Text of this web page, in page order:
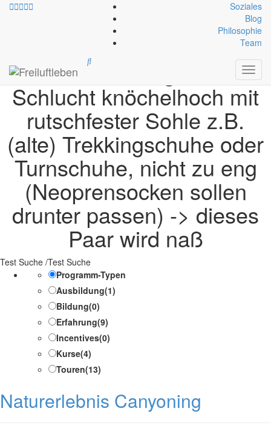
Soziales
Blog
Philosophie
Team
Ausrüstung Bekleidung:
Schuhe zum Begehen der
Schlucht knöchelhoch mit
rutschfester Sohle z.B.
(alte) Trekkingschuhe oder
Turnschuhe, nicht zu eng
(Neoprensocken sollen
drunter passen) -> dieses
Paar wird naß
Test Suche /Test Suche
Programm-Typen
Ausbildung(1)
Bildung(0)
Erfahrung(9)
Incentives(0)
Kurse(4)
Touren(13)
Naturerlebnis Canyoning